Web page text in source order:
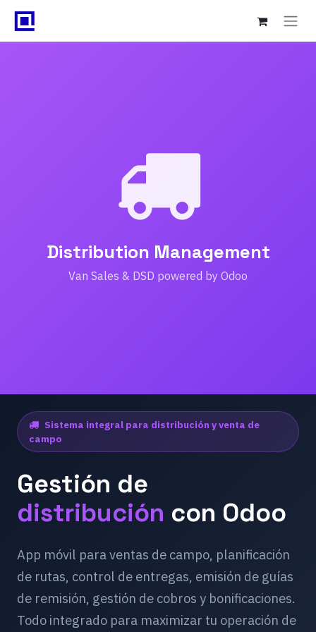
Sistema integral para distribución y venta de
campo
Gestión de
distribución con Odoo
App móvil para ventas de campo, planificación
de rutas, control de entregas, emisión de guías
de remisión, gestión de cobros y bonificaciones.
Todo integrado para maximizar tu operación de
Distribution Management
Van Sales & DSD powered by Odoo